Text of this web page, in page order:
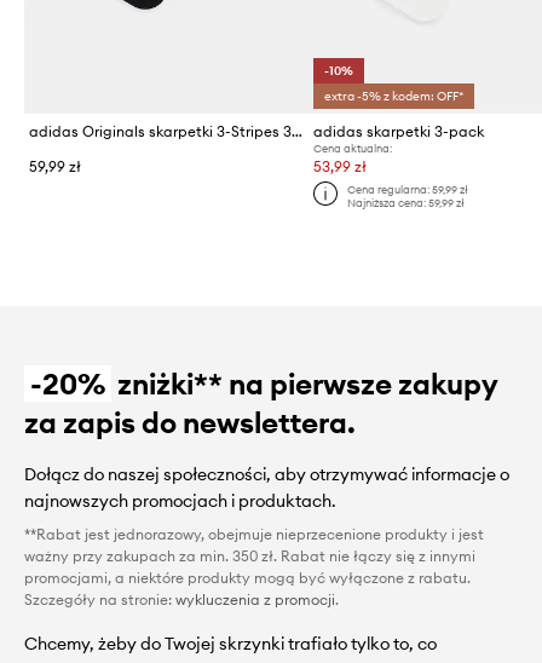
adidas Originals skarpetki 3-Stripes 3-pack
59,99 zł
-10%
extra -5% z kodem: OFF*
adidas skarpetki 3-pack
Cena aktualna:
53,99 zł
Cena regularna: 59,99 zł
Najniższa cena: 59,99 zł
-20% zniżki** na pierwsze zakupy
za zapis do newslettera.
Dołącz do naszej społeczności, aby otrzymywać informacje o
najnowszych promocjach i produktach.
**Rabat jest jednorazowy, obejmuje nieprzecenione produkty i jest
ważny przy zakupach za min. 350 zł. Rabat nie łączy się z innymi
promocjami, a niektóre produkty mogą być wyłączone z rabatu.
Szczegóły na stronie: wykluczenia z promocji.
Chcemy, żeby do Twojej skrzynki trafiało tylko to, co